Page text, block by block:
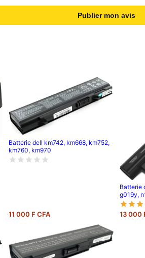
Publier mon avis
Batterie dell km742, km668, km752,
km760, km970
11 000 F CFA
Batterie
g019y,
13 000